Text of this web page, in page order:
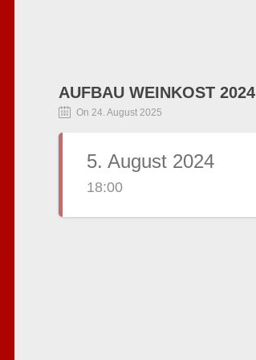
AUFBAU WEINKOST 2024
On 24. August 2025
5. August 2024
18:00